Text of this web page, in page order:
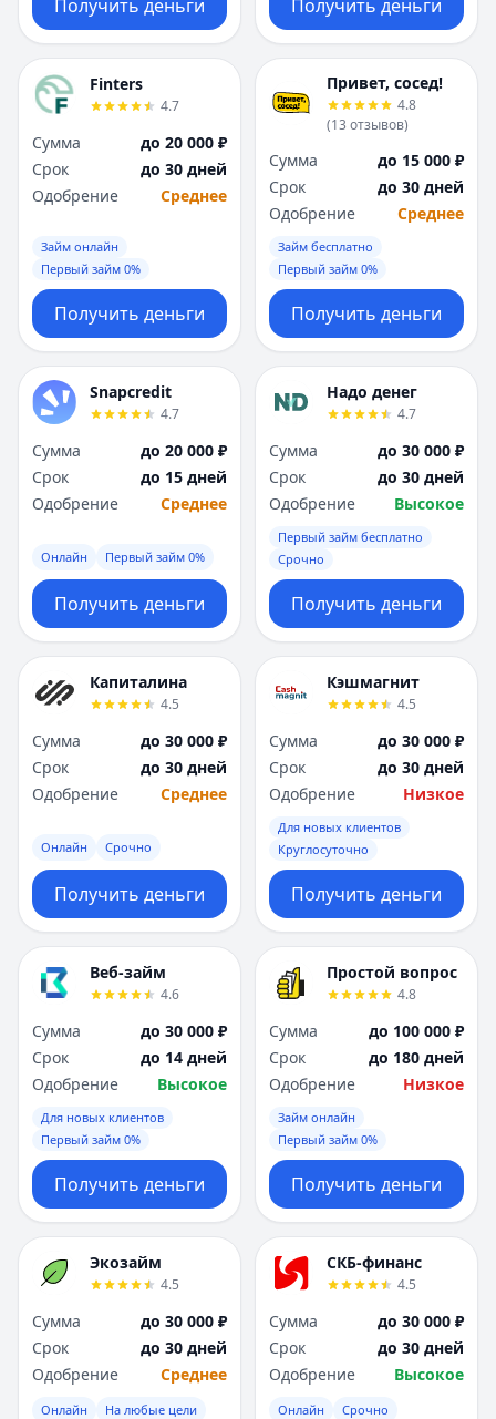
Получить деньги Получить деньги
Finters
4.7
Сумма
до 20 000 ₽
Срок
до 30 дней
Одобрение
Среднее
Займ онлайн
Первый займ 0%
Получить деньги
Привет, сосед!
4.8
(13 отзывов)
Сумма
до 15 000 ₽
Срок
до 30 дней
Одобрение
Среднее
Займ бесплатно
Первый займ 0%
Получить деньги
Snapcredit
4.7
Сумма
до 20 000 ₽
Срок
до 15 дней
Одобрение
Среднее
Онлайн Первый займ 0%
Получить деньги
Надо денег
4.7
Сумма
до 30 000 ₽
Срок
до 30 дней
Одобрение
Высокое
Первый займ бесплатно
Срочно
Получить деньги
Капиталина
4.5
Сумма
до 30 000 ₽
Срок
до 30 дней
Одобрение
Среднее
Онлайн Срочно
Получить деньги
Кэшмагнит
4.5
Сумма
до 30 000 ₽
Срок
до 30 дней
Одобрение
Низкое
Для новых клиентов
Круглосуточно
Получить деньги
Веб-займ
4.6
Сумма
до 30 000 ₽
Срок
до 14 дней
Одобрение
Высокое
Для новых клиентов
Первый займ 0%
Получить деньги
Простой вопрос
4.8
Сумма
до 100 000 ₽
Срок
до 180 дней
Одобрение
Низкое
Займ онлайн
Первый займ 0%
Получить деньги
Экозайм
4.5
Сумма
до 30 000 ₽
Срок
до 30 дней
Одобрение
Среднее
Онлайн На любые цели
СКБ-финанс
4.5
Сумма
до 30 000 ₽
Срок
до 30 дней
Одобрение
Высокое
Онлайн Срочно